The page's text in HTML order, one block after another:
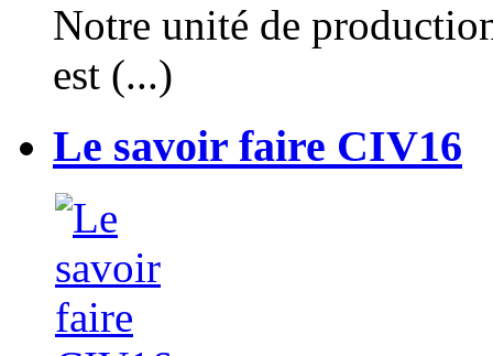
Notre unité de
est (...)
Le savoir faire CIV16